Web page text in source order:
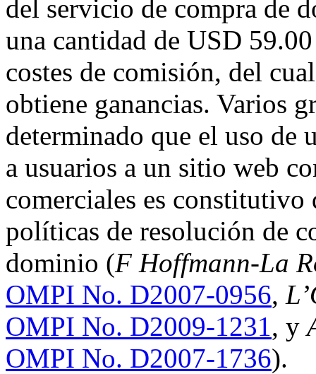
del servicio de compra de
una cantidad de USD
costes de comisión, del
obtiene ganancias. Varios
determinado que el uso de
a usuarios a un sitio web
comerciales es constitutivo
políticas de resolución de
dominio (F Hoffmann-La
OMPI No. D2007-0956,
OMPI No. D2009-1231, y
OMPI No. D2007-1736).